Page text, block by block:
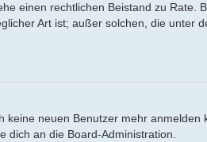
einen rechtlichen Beistand zu Rate.
Art ist; außer solchen, die unter
neuen Benutzer mehr
dich an die Board-Administration.